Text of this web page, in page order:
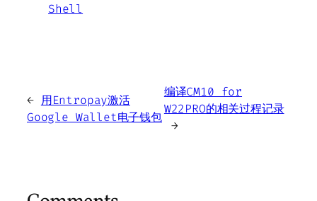
Shell
← 用Entropay激活
Google Wallet电子钱包
编译CM10 for
W22PRO的相关过程记录
→